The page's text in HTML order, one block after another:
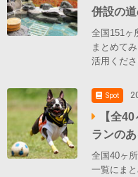
併設の
全国151ヶ
まとめて
活用くだ
Spot
【全
ランの
全国40ヶ
一覧にま